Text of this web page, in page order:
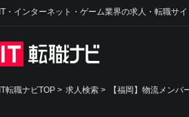
IT・インターネット・ゲーム業界の求人・転職サ
IT転職ナビTOP > 求人検索 > 【福岡】物流メンバ